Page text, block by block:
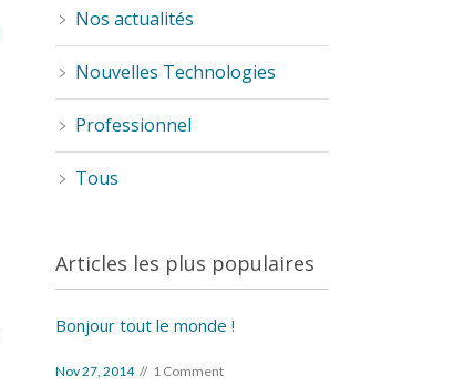
Nos actualités
Nouvelles Technologies
Professionnel
Tous
Articles les plus populaires
Bonjour tout le monde !
Nov 27, 2014 1 Comment